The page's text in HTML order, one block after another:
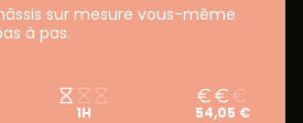
sur mesure vous-même
à pas.
1H 54,05 €